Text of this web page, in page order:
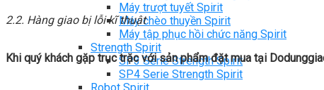
Máy trượt tuyết Spirit
Máy chèo thuyền Spirit
Máy tập phục hồi chức năng Spirit
Strength Spirit
SP3 Serie Strength Spirit
SP4 Serie Strength Spirit
2.2. Hàng giao bị lỗi kĩ thuật
Khi quý khách gặp trục trặc với sản phẩm đặt mua tại